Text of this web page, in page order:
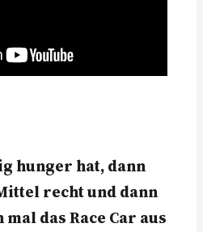
hunger hat, dann
recht und dann
das Race Car aus